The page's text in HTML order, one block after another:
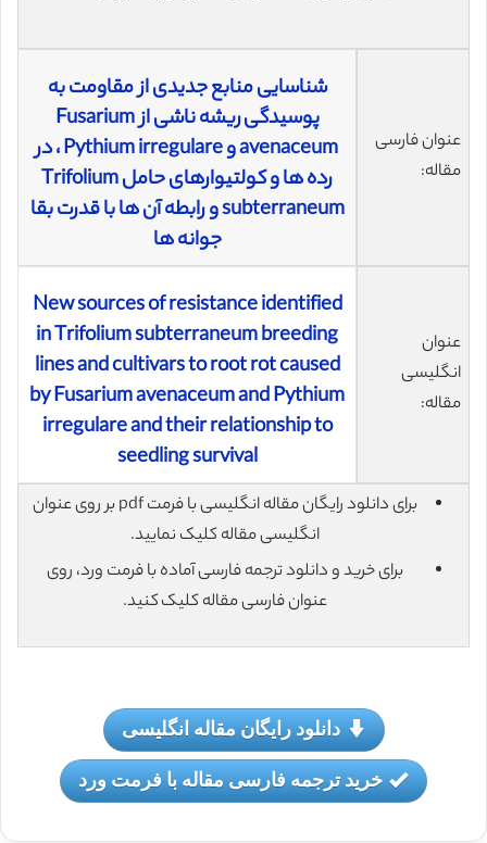
عنوان فارسی
مقاله:
شناسایی منابع جدیدی از مقاومت به
پوسیدگی ریشه ناشی از Fusarium
avenaceum و Pythium irregulare ، در
رده ها و کولتیوارهای حامل Trifolium
subterraneum و رابطه آن ها با قدرت بقا
جوانه ها
عنوان
انگلیسی
مقاله:
New sources of resistance identified
in Trifolium subterraneum breeding
lines and cultivars to root rot caused
by Fusarium avenaceum and Pythium
irregulare and their relationship to
seedling survival
برای دانلود رایگان مقاله انگلیسی با فرمت pdf بر روی عنوان
انگلیسی مقاله کلیک نمایید.
برای خرید و دانلود ترجمه فارسی آماده با فرمت ورد، روی
عنوان فارسی مقاله کلیک کنید.
دانلود رایگان مقاله انگلیسی
خرید ترجمه فارسی مقاله با فرمت ورد